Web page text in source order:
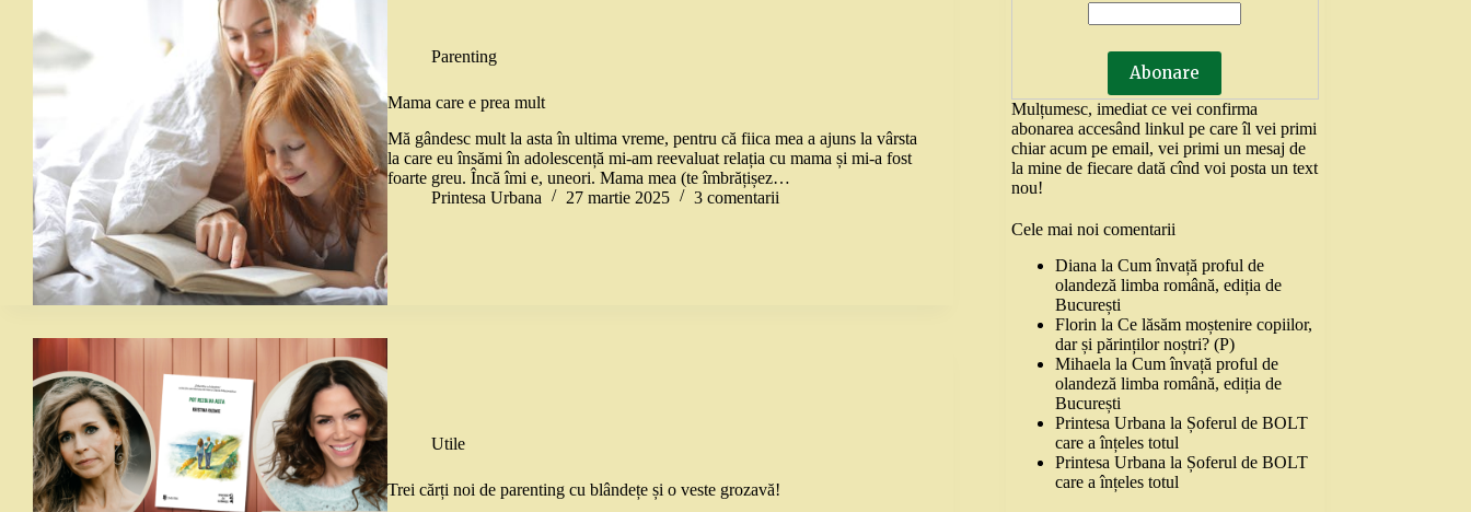
Parenting
Mama care e prea mult
Mă gândesc mult la asta în ultima vreme, pentru că fiica mea a ajuns la vârsta
la care eu însămi în adolescență mi-am reevaluat relația cu mama și mi-a fost
foarte greu. Încă îmi e, uneori. Mama mea (te îmbrățișez…
Printesa Urbana
27 martie 2025 3 comentarii
Utile
Trei cărți noi de parenting cu blândețe și o veste grozavă!
Mulțumesc, imediat ce vei confirma
abonarea accesând linkul pe care îl vei primi
chiar acum pe email, vei primi un mesaj de
la mine de fiecare dată cînd voi posta un text
nou!
Cele mai noi comentarii
Diana laCum învață proful de
olandeză limba română, ediția de
București
Florin laCe lăsăm moștenire copiilor,
dar și părinților noștri? (P)
Mihaela laCum învață proful de
olandeză limba română, ediția de
București
Printesa Urbana la Șoferul de BOLT
care a înțeles totul
Printesa Urbana la Șoferul de BOLT
care a înțeles totul